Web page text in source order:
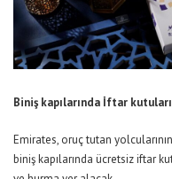
Biniş kapılarında İftar kutuları
Emirates, oruç tutan
biniş kapılarında ücretsiz iftar